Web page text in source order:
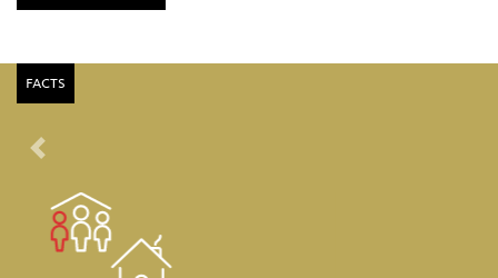
facts
Vorige